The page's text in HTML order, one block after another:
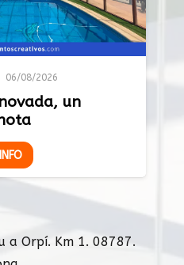
06/08/2026
un
a Orpí. Km 1. 08787.